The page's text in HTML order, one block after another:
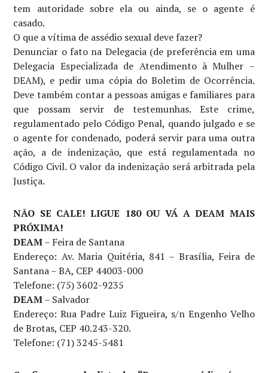
tem autoridade sobre ela ou ainda, se o agente é
casado.
O que a vítima de assédio sexual deve fazer?
Denunciar o fato na Delegacia (de preferência em uma
Delegacia Especializada de Atendimento à Mulher –
DEAM), e pedir uma cópia do Boletim de Ocorrência.
Deve também contar a pessoas amigas e familiares para
que possam servir de testemunhas. Este crime,
regulamentado pelo Código Penal, quando julgado e se
o agente for condenado, poderá servir para uma outra
ação, a de indenização, que está regulamentada no
Código Civil. O valor da indenização será arbitrada pela
Justiça.
NÃO SE CALE! LIGUE 180 OU VÁ A DEAM MAIS
PRÓXIMA!
DEAM– Feira de Santana
Endereço: Av. Maria Quitéria, 841 – Brasília, Feira de
Santana – BA, CEP 44003-000
Telefone: (75) 3602-9235
DEAM– Salvador
Endereço: Rua Padre Luiz Figueira, s/n Engenho Velho
de Brotas, CEP 40.243-320.
Telefone: (71) 3245-5481